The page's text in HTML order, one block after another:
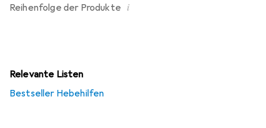
Reihenfolge der Produkte i
Relevante Listen
Bestseller Hebehilfen